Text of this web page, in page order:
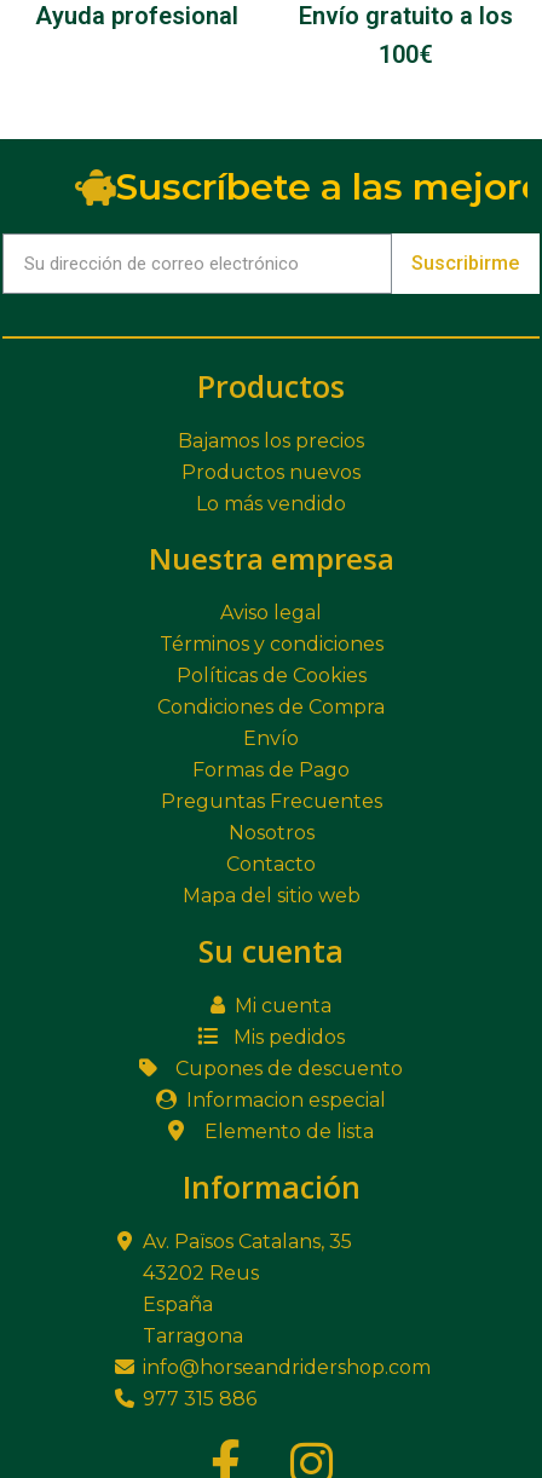
Ayuda profesional
Envío gratuito a los
100€
Suscríbete a las
Suscribirme
Productos
Bajamos los precios
Productos nuevos
Lo más vendido
Nuestra empresa
Aviso legal
Términos y condiciones
Políticas de Cookies
Condiciones de Compra
Envío
Formas de Pago
Preguntas Frecuentes
Nosotros
Contacto
Mapa del sitio web
Su cuenta
Mi cuenta
Mis pedidos
Cupones de descuento
Informacion especial
Elemento de lista
Información
Av. Països Catalans, 35
43202 Reus
España
Tarragona
info@horseandridershop.com
977 315 886